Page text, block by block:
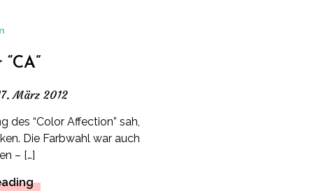
März 2012
des “Color Affection” sah,
Die Farbwahl war auch
– […]